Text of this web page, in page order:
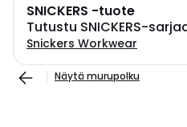
SNICKERS -tuote
Tutustu SNICKERS-
Snickers Workwear
Näytä murupolku